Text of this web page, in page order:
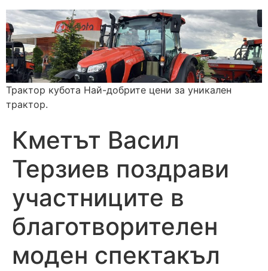
Трактор кубота Най-добрите цени за уникален
трактор.
Кметът Васил
Терзиев поздрави
участниците в
благотворителен
моден спектакъл